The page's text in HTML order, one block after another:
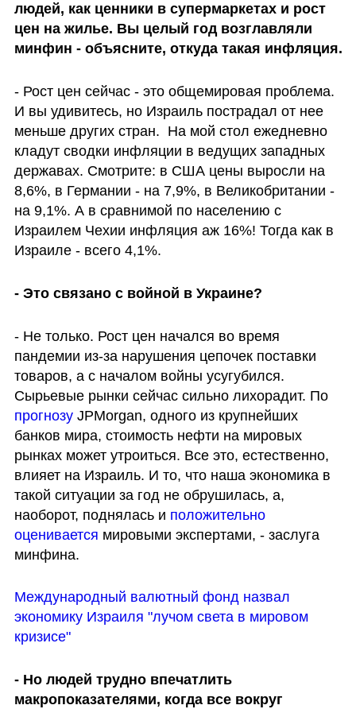
людей, как ценники в супермаркетах и рост
цен на жилье. Вы целый год возглавляли
- Рост цен сейчас - это общемировая проблема.
И вы удивитесь, но Израиль пострадал от нее
меньше других стран.  На мой стол ежедневно
кладут сводки инфляции в ведущих западных
державах. Смотрите: в США цены выросли на
8,6%, в Германии - на 7,9%, в Великобритании -
на 9,1%. А в сравнимой по населению с
Израилем Чехии инфляция аж 16%! Тогда как в
Израиле - всего 4,1%.
- Это связано с войной в Украине?
- Не только. Рост цен начался во время
пандемии из-за нарушения цепочек поставки
товаров, а с началом войны усугубился.
Сырьевые рынки сейчас сильно лихорадит. По
прогнозу JPMorgan, одного из крупнейших
банков мира, стоимость нефти на мировых
рынках может утроиться. Все это, естественно,
влияет на Израиль. И то, что наша экономика в
такой ситуации за год не обрушилась, а,
наоборот, поднялась и положительно
оценивается мировыми экспертами, - заслуга
минфина.
Международный валютный фонд назвал
экономику Израиля "лучом света в мировом
кризисе"
- Но людей трудно впечатлить
макропоказателями, когда все вокруг